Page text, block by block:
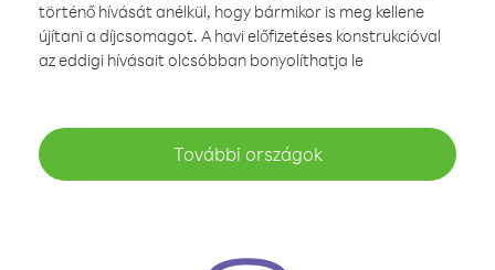
történő hívását anélkül, hogy bármikor is meg kellene
újítani a díjcsomagot. A havi előfizetéses konstrukcióval
az eddigi hívásait olcsóbban bonyolíthatja le
További országok